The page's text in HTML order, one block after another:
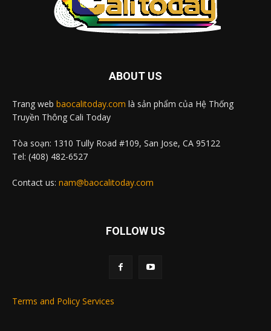
ABOUT US
Trang web baocalitoday.com là sản phẩm của Hệ Thống
Truyền Thông Cali Today
Tòa soạn: 1310 Tully Road #109, San Jose, CA 95122
Tel: (408) 482-6527
Contact us: nam@baocalitoday.com
FOLLOW US
Terms and Policy Services